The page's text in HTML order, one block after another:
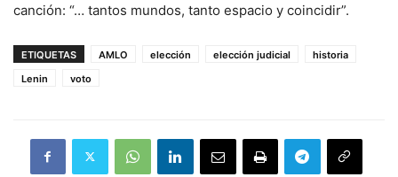
canción: “… tantos mundos, tanto espacio y coincidir”.
ETIQUETAS AMLO elección elección judicial
historia
Lenin
voto